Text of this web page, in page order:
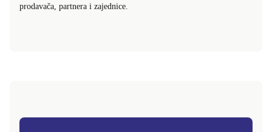
prodavača, partnera i zajednice.